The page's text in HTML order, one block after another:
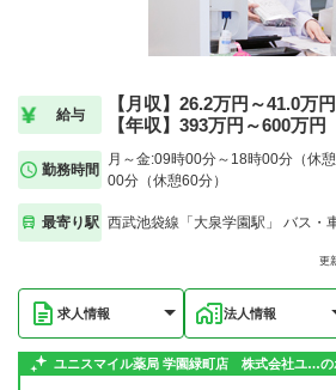
給与
【月収】26.2万円～41.0万円
【年収】393万円～600万円
勤務時間
月～金:09時00分～18時00分（休
00分（休憩60分）
最寄り駅 西武池袋線「大泉学園駅」 バス・
更
求人情報 法人情報
ユニスマイル薬局 学園緑町店 株式会社ユ…の